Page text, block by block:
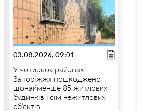
03.08.2026, 09:01
У чотирьох районах
Запоріжжя пошкоджено
щонайменше 85 житлових
будинків і сім нежитлових
об’єктів